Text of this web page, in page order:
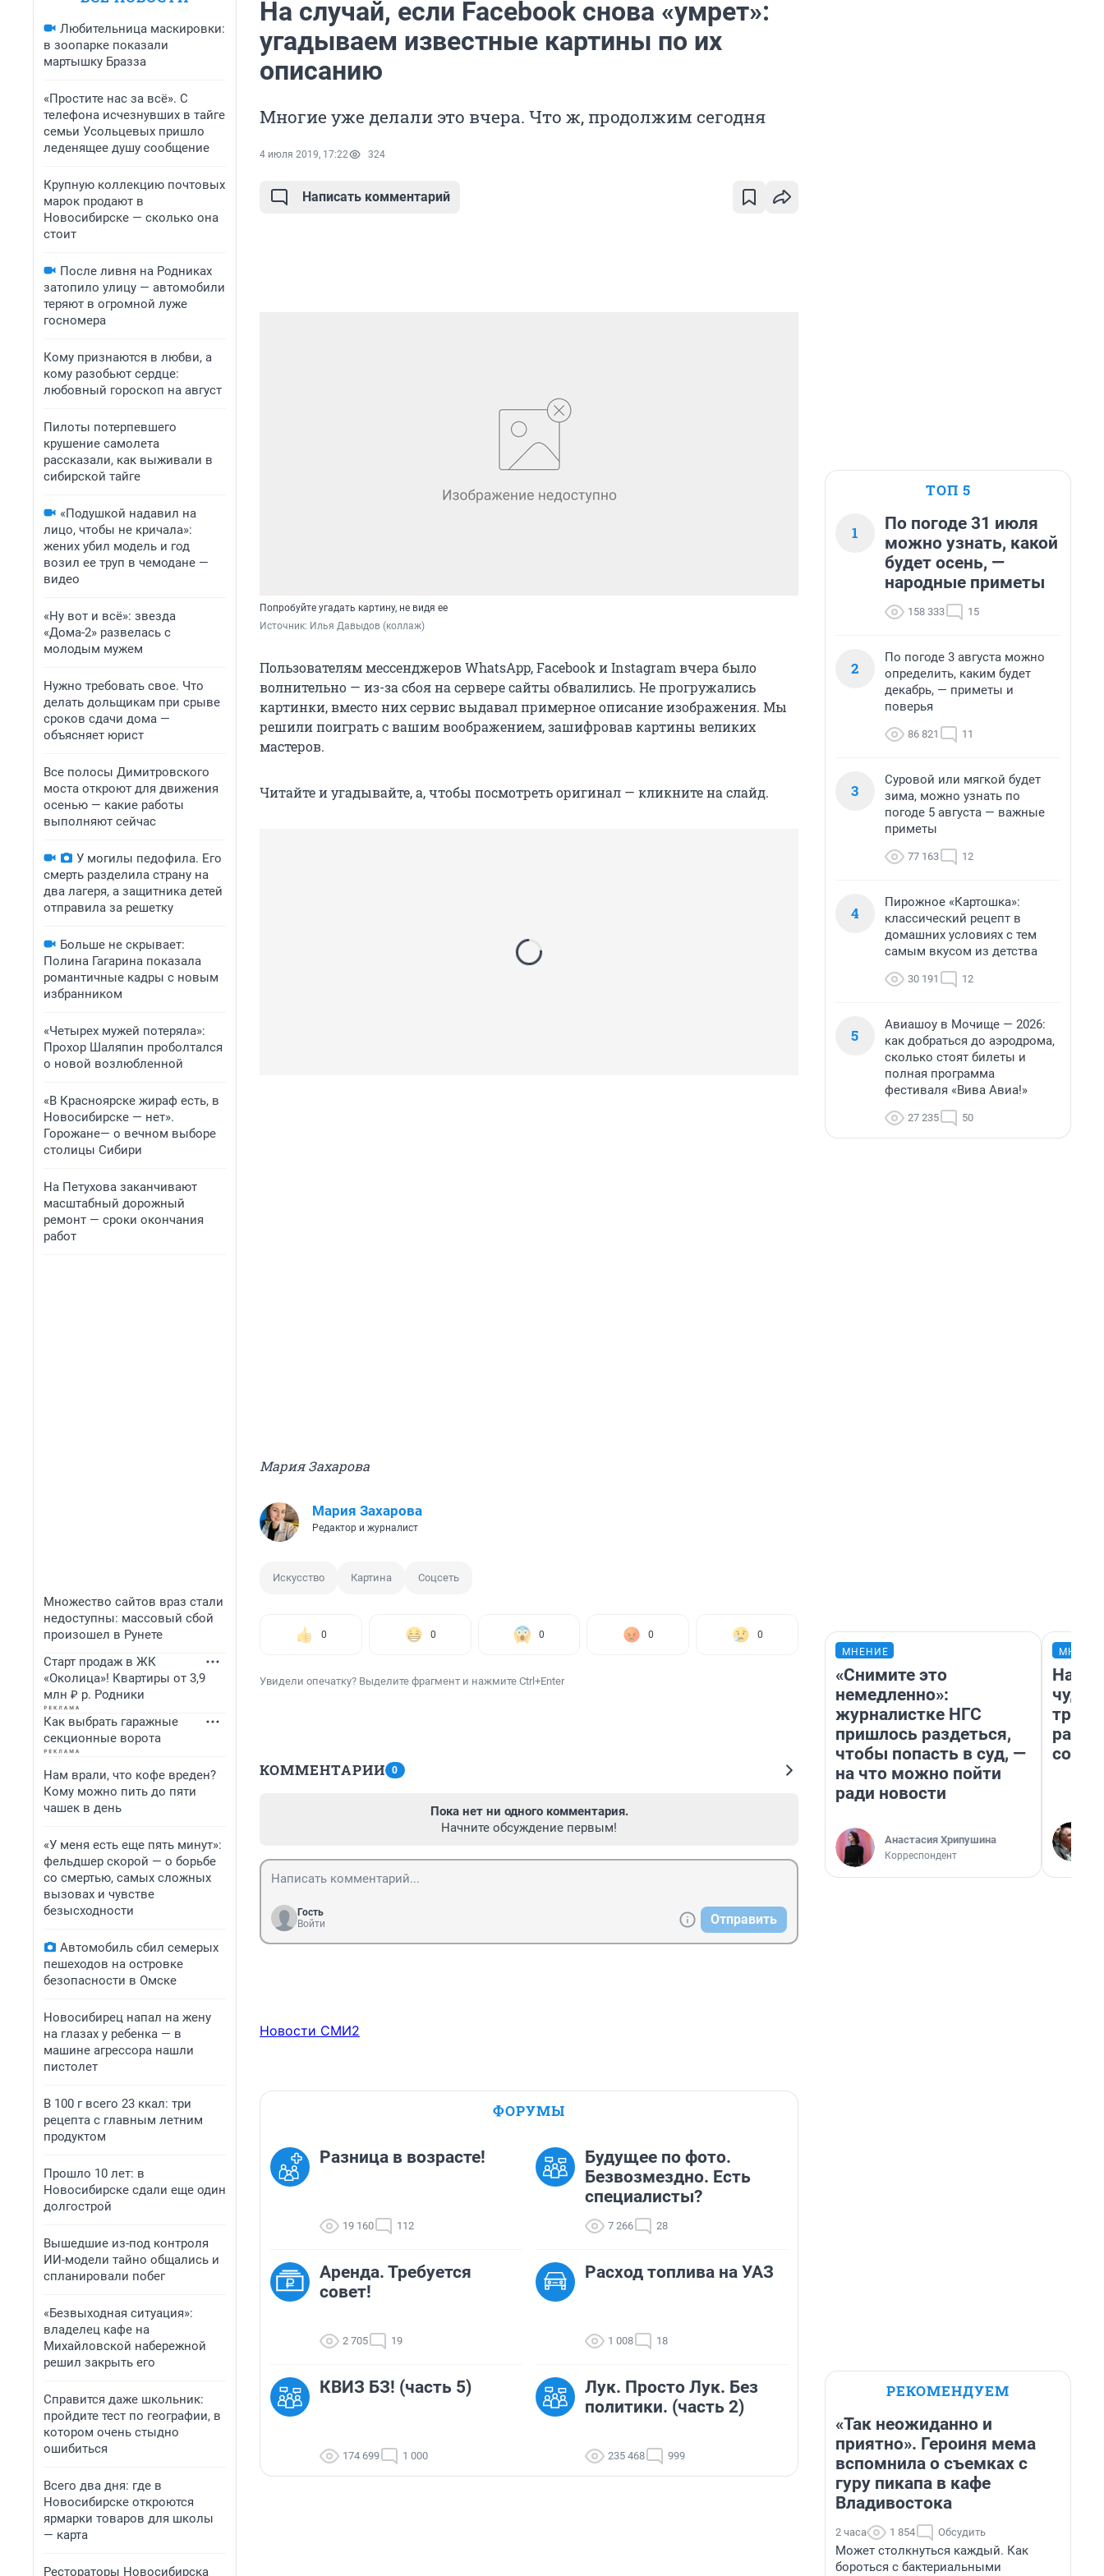
Любительница маскировки:
в зоопарке показали
мартышку Бразза
«Простите нас за всё». С
телефона исчезнувших в тайге
семьи Усольцевых пришло
леденящее душу сообщение
Крупную коллекцию почтовых
марок продают в
Новосибирске — сколько она
стоит
После ливня на Родниках
затопило улицу — автомобили
теряют в огромной луже
госномера
Кому признаются в любви, а
кому разобьют сердце:
любовный гороскоп на август
Пилоты потерпевшего
крушение самолета
рассказали, как выживали в
сибирской тайге
«Подушкой надавил на
лицо, чтобы не кричала»:
жених убил модель и год
возил ее труп в чемодане —
видео
«Ну вот и всё»: звезда
«Дома-2» развелась с
молодым мужем
Нужно требовать свое. Что
делать дольщикам при срыве
сроков сдачи дома —
объясняет юрист
Все полосы Димитровского
моста откроют для движения
осенью — какие работы
выполняют сейчас
У могилы педофила. Его
смерть разделила страну на
два лагеря, а защитника детей
отправила за решетку
Больше не скрывает:
Полина Гагарина показала
романтичные кадры с новым
избранником
«Четырех мужей потеряла»:
Прохор Шаляпин проболтался
о новой возлюбленной
«В Красноярске жираф есть, в
Новосибирске — нет».
Горожане— о вечном выборе
столицы Сибири
На Петухова заканчивают
масштабный дорожный
ремонт — сроки окончания
работ
Множество сайтов враз стали
недоступны: массовый сбой
произошел в Рунете
Старт продаж в ЖК
«Околица»! Квартиры от 3,9
млн ₽ р. Родники
Как выбрать гаражные
секционные ворота
Нам врали, что кофе вреден?
Кому можно пить до пяти
чашек в день
«У меня есть еще пять минут»:
фельдшер скорой — о борьбе
со смертью, самых сложных
вызовах и чувстве
безысходности
Автомобиль сбил семерых
пешеходов на островке
безопасности в Омске
Новосибирец напал на жену
на глазах у ребенка — в
машине агрессора нашли
пистолет
В 100 г всего 23 ккал: три
рецепта с главным летним
продуктом
Прошло 10 лет: в
Новосибирске сдали еще один
долгострой
Вышедшие из-под контроля
ИИ-модели тайно общались и
спланировали побег
«Безвыходная ситуация»:
владелец кафе на
Михайловской набережной
решил закрыть его
Справится даже школьник:
пройдите тест по географии, в
котором очень стыдно
ошибиться
Всего два дня: где в
Новосибирске откроются
ярмарки товаров для школы
— карта
Рестораторы Новосибирска
На случай, если Facebook снова «умрет»:
угадываем известные картины по их
описанию
Многие уже делали это вчера. Что ж, продолжим сегодня
4 июля 2019, 17:22 324
Написать комментарий
Попробуйте угадать картину, не видя ее
Источник: Илья Давыдов (коллаж)
Пользователям мессенджеров WhatsApp, Facebook и Instagram вчера было
волнительно — из-за сбоя на сервере сайты обвалились. Не прогружались
картинки, вместо них сервис выдавал примерное описание изображения. Мы
решили поиграть с вашим воображением, зашифровав картины великих
мастеров.
Читайте и угадывайте, а, чтобы посмотреть оригинал — кликните на слайд.
Мария Захарова
Мария Захарова
Редактор и журналист
Искусство Картина Соцсеть
0 0 0 0 0
Увидели опечатку? Выделите фрагмент и нажмите Ctrl+Enter
КОММЕНТАРИИ 0
Пока нет ни одного комментария.
Начните обсуждение первым!
Гость
Войти
Отправить
Новости СМИ2
ФОРУМЫ
Разница в возрасте!
19 160 112
Будущее по фото.
Безвозмездно. Есть
специалисты?
7 266 28
Аренда. Требуется
совет!
2 705 19
Расход топлива на УАЗ
1 008 18
КВИЗ БЗ! (часть 5)
174 699 1 000
Лук. Просто Лук. Без
политики. (часть 2)
235 468 999
ТОП 5
1
По погоде 31 июля
можно узнать, какой
будет осень, —
народные приметы
158 333 15
2
По погоде 3 августа можно
определить, каким будет
декабрь, — приметы и
поверья
86 821 11
3
Суровой или мягкой будет
зима, можно узнать по
погоде 5 августа — важные
приметы
77 163 12
4
Пирожное «Картошка»:
классический рецепт в
домашних условиях с тем
самым вкусом из детства
30 191 12
5
Авиашоу в Мочище — 2026:
как добраться до аэродрома,
сколько стоят билеты и
полная программа
фестиваля «Вива Авиа!»
27 235 50
МНЕНИЕ
«Снимите это
немедленно»:
журналистке НГС
пришлось раздеться,
чтобы попасть в суд, —
на что можно пойти
ради новости
Анастасия Хрипушина
Корреспондент
РЕКОМЕНДУЕМ
«Так неожиданно и
приятно». Героиня мема
вспомнила о съемках с
гуру пикапа в кафе
Владивостока
2 часа 1 854 Обсудить
Может столкнуться каждый. Как
бороться с бактериальными